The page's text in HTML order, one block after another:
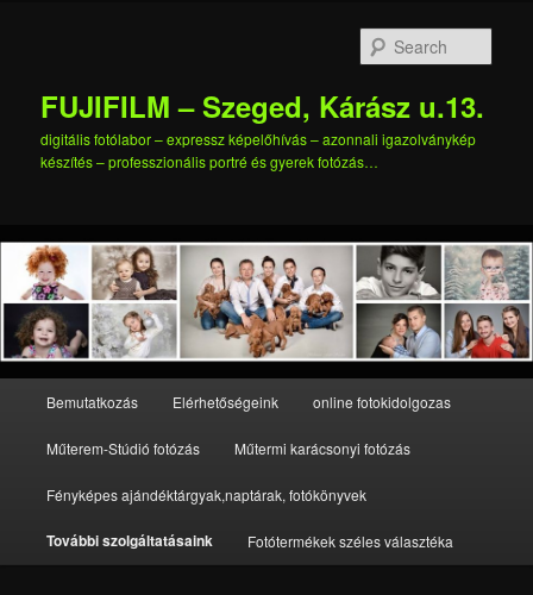
FUJIFILM – Szeged, Kárász u.13.
digitális fotólabor – expressz képelőhívás – azonnali igazolványkép
készítés – professzionális portré és gyerek fotózás…
Bemutatkozás Elérhetőségeink online fotokidolgozas
Műterem-Stúdió fotózás Műtermi karácsonyi fotózás
Fényképes ajándéktárgyak,naptárak, fotókönyvek
További szolgáltatásaink Fotótermékek széles választéka